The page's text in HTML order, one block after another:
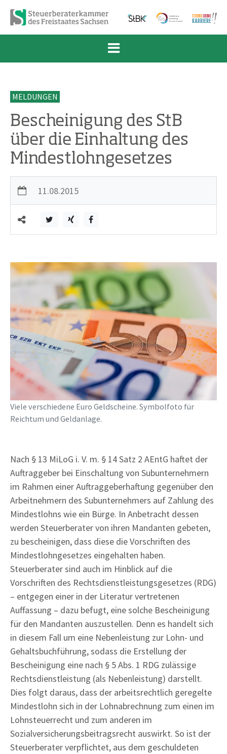
Zum Inhalt springen
Zur Navigation springen
Zum Fußbereich und Kontakt springen
MELDUNGEN
Bescheinigung des StB
über die Einhaltung des
Mindestlohngesetzes
11.08.2015
Viele verschiedene Euro Geldscheine. Symbolfoto für
Reichtum und Geldanlage.
Nach § 13 MiLoG i. V. m. § 14 Satz 2 AEntG haftet der
Auftraggeber bei Einschaltung von Subunternehmern
im Rahmen einer Auftraggeberhaftung gegenüber den
Arbeitnehmern des Subunternehmers auf Zahlung des
Mindestlohns wie ein Bürge. In Anbetracht dessen
werden Steuerberater von ihren Mandanten gebeten,
zu bescheinigen, dass diese die Vorschriften des
Mindestlohngesetzes eingehalten haben.
Steuerberater sind auch im Hinblick auf die
Vorschriften des Rechtsdienstleistungsgesetzes (RDG)
– entgegen einer in der Literatur vertretenen
Auffassung – dazu befugt, eine solche Bescheinigung
für den Mandanten auszustellen. Denn es handelt sich
in diesem Fall um eine Nebenleistung zur Lohn- und
Gehaltsbuchführung, sodass die Erstellung der
Bescheinigung eine nach § 5 Abs. 1 RDG zulässige
Rechtsdienstleistung (als Nebenleistung) darstellt.
Dies folgt daraus, dass der arbeitsrechtlich geregelte
Mindestlohn sich in der Lohnabrechnung zum einen im
Lohnsteuerrecht und zum anderen im
Sozialversicherungsbeitragsrecht auswirkt. So ist der
Steuerberater verpflichtet, aus dem geschuldeten